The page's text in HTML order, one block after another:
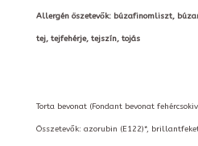
Allergén öszetevők: búzafinomliszt,
tej, tejfehérje, tejszín, tojás
Torta bevonat (Fondant bevonat
Összetevők: azorubin (E122)*,